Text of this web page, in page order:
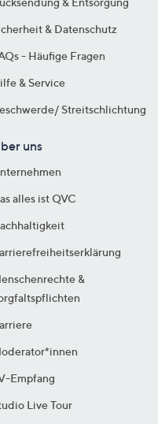
& Datenschutz
- Häufige Fragen
& Service
Streitschlichtung
uns
alles ist QVC
&
Empfang
Live Tour